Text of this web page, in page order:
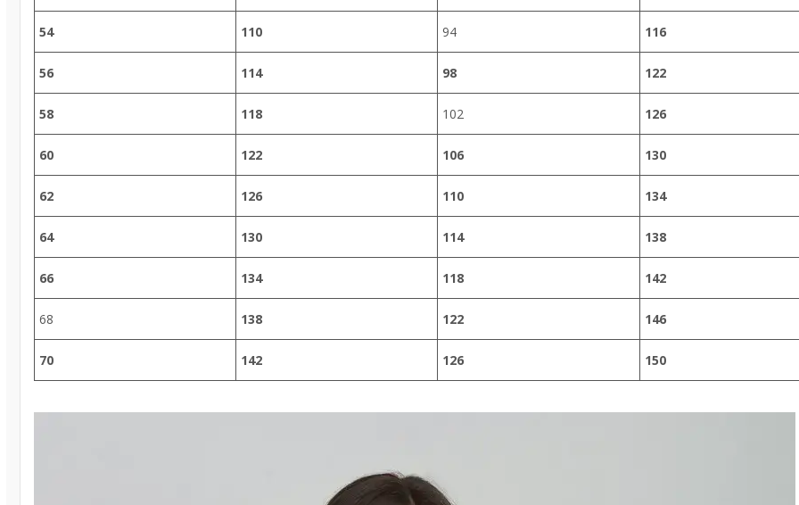
54 110 94 116
56 114 98 122
58 118 102 126
60 122 106 130
62 126 110 134
64 130 114 138
66 134 118 142
68 138 122 146
70 142 126 150